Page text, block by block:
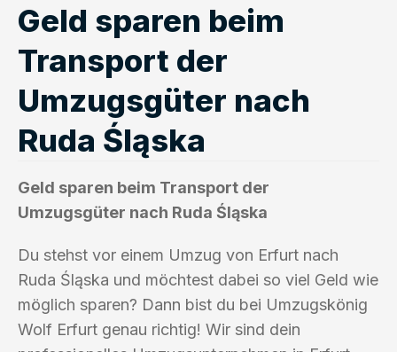
Geld sparen beim
Transport der
Umzugsgüter nach
Ruda Śląska
Geld sparen beim Transport der
Umzugsgüter nach Ruda Śląska
Du stehst vor einem Umzug von Erfurt nach
Ruda Śląska und möchtest dabei so viel Geld wie
möglich sparen? Dann bist du bei Umzugskönig
Wolf Erfurt genau richtig! Wir sind dein